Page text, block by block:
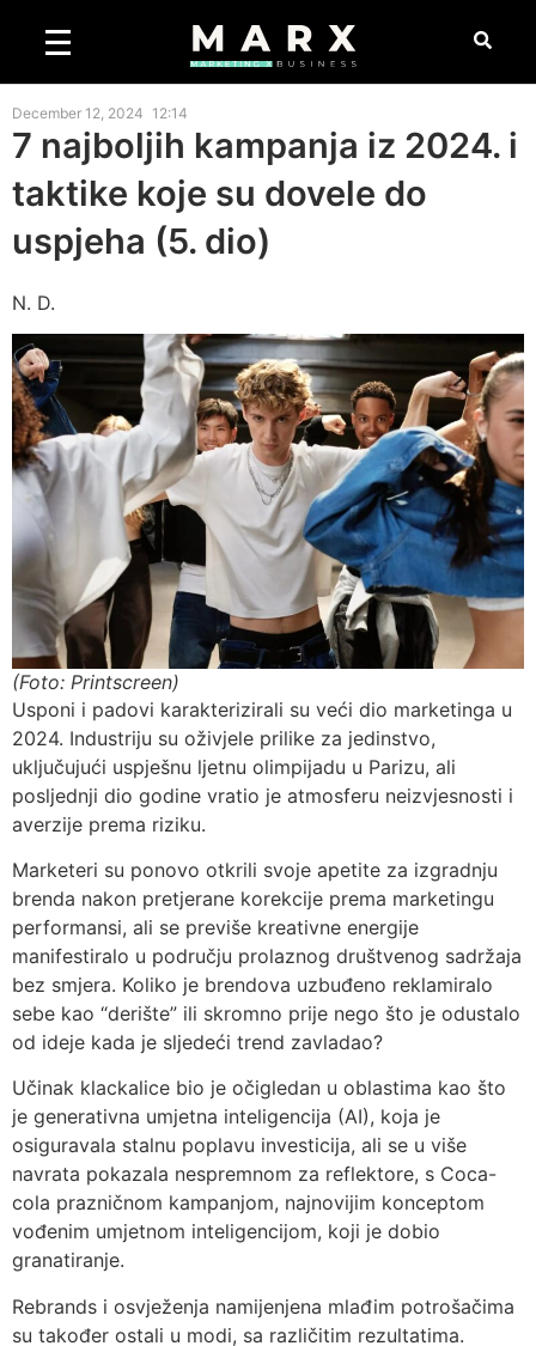
December 12, 2024 12:14
7 najboljih kampanja iz 2024. i
taktike koje su dovele do
uspjeha (5. dio)
N. D.
(Foto: Printscreen)
Usponi i padovi karakterizirali su veći dio marketinga u
2024. Industriju su oživjele prilike za jedinstvo,
uključujući uspješnu ljetnu olimpijadu u Parizu, ali
posljednji dio godine vratio je atmosferu neizvjesnosti i
averzije prema riziku.
Marketeri su ponovo otkrili svoje apetite za izgradnju
brenda nakon pretjerane korekcije prema marketingu
performansi, ali se previše kreativne energije
manifestiralo u području prolaznog društvenog sadržaja
bez smjera. Koliko je brendova uzbuđeno reklamiralo
sebe kao “derište” ili skromno prije nego što je odustalo
od ideje kada je sljedeći trend zavladao?
Učinak klackalice bio je očigledan u oblastima kao što
je generativna umjetna inteligencija (AI), koja je
osiguravala stalnu poplavu investicija, ali se u više
navrata pokazala nespremnom za reflektore, s Coca-
cola prazničnom kampanjom, najnovijim konceptom
vođenim umjetnom inteligencijom, koji je dobio
granatiranje.
Rebrands i osvježenja namijenjena mlađim potrošačima
su također ostali u modi, sa različitim rezultatima.